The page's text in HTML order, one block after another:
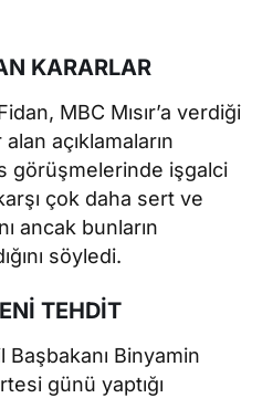
KARARLAR
MBC Mısır’a verdiği
açıklamaların
görüşmelerinde işgalci
karşı çok daha sert ve
ancak bunların
söyledi.
TEHDİT
Binyamin
günü yaptığı